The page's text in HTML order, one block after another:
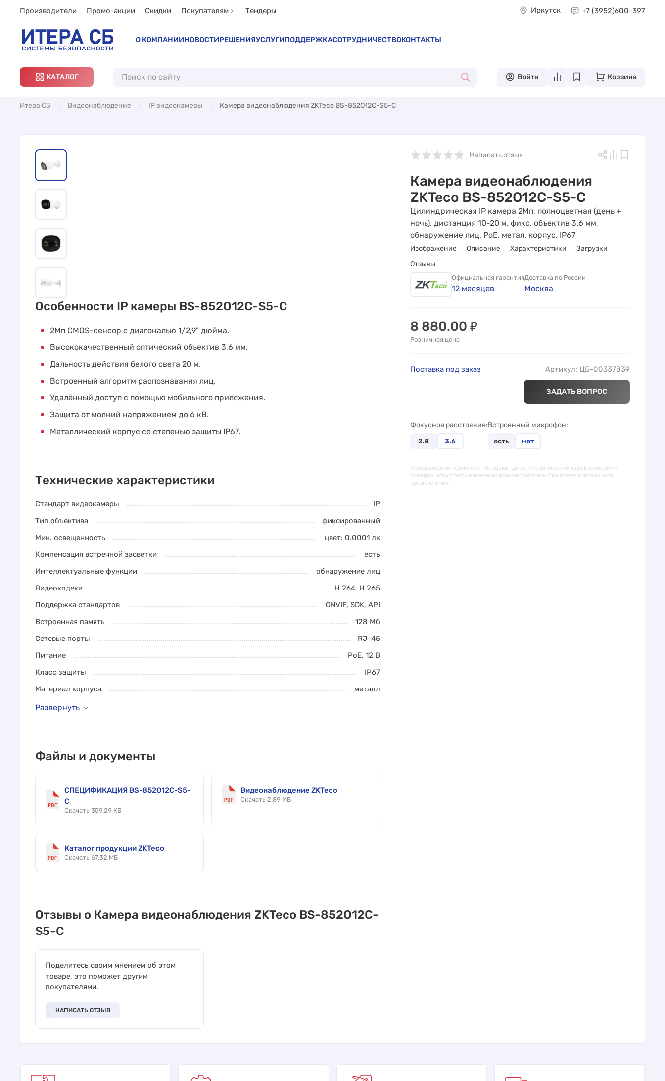
Производители Промо-акции Скидки Покупателям Тендеры Иркутск +7 (3952)600-397
О КОМПАНИИНОВОСТИРЕШЕНИЯУСЛУГИПОДДЕРЖКАСОТРУДНИЧЕСТВОКОНТАКТЫ
КАТАЛОГ Войти Корзина
Итера СБ Видеонаблюдение IP видеокамеры Камера видеонаблюдения ZKTeco BS-852O12C-S5-C
Написать отзыв
Камера видеонаблюдения
ZKTeco BS-852O12C-S5-C
Цилиндрическая IP камера 2Мп, полноцветная (день +
ночь), дистанция 10-20 м, фикс. объектив 3.6 мм,
обнаружение лиц, PoE, метал. корпус, IP67
Изображение Описание Характеристики
Загрузки
Отзывы
Официальная гарантия
12 месяцев
Доставка по России
Москва
8 880.00 ₽
Розничная цена
Поставка под заказ Артикул: ЦБ-00337839
ЗАДАТЬ ВОПРОС
Фокусное расстояние
2.8
3.6
Встроенный микрофон
есть
нет
Изображения, комплект поставки, цены и технические характеристики
товаров могут быть изменены производителем без предварительного
уведомления.
Особенности IP камеры BS-852O12C-S5-C
2Мп CMOS-сенсор с диагональю 1/2,9" дюйма.
Высококачественный оптический объектив 3,6 мм.
Дальность действия белого света 20 м.
Встроенный алгоритм распознавания лиц.
Удалённый доступ с помощью мобильного приложения.
Защита от молний напряжением до 6 кВ.
Металлический корпус со степенью защиты IP67.
Технические характеристики
Стандарт видеокамеры
IP
Тип объектива
фиксированный
Мин. освещенность
цвет: 0.0001 лк
Компенсация встречной засветки
есть
Интеллектуальные функции
обнаружение лиц
Видеокодеки
H.264, H.265
Поддержка стандартов
ONVIF, SDK, API
Встроенная память
128 Мб
Сетевые порты
RJ-45
Питание
PoE,12 В
Класс защиты
IP67
Материал корпуса
металл
Развернуть
Файлы и документы
СПЕЦИФИКАЦИЯ BS-852O12C-S5-
C
Скачать 359.29 КБ
Видеонаблюдение ZKTeco
Скачать 2.89 МБ
Каталог продукции ZKTeco
Скачать 67.32 МБ
Отзывы о Камера видеонаблюдения ZKTeco BS-852O12C-
S5-C
Поделитесь своим мнением об этом
товаре, это поможет другим
покупателями.
НАПИСАТЬ ОТЗЫВ